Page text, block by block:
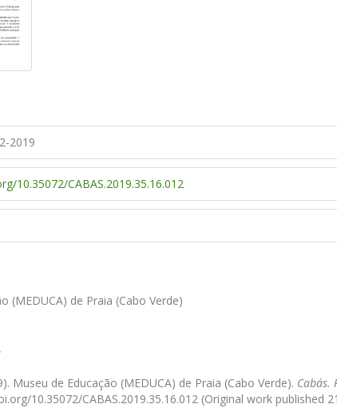
2019
10.35072/CABAS.2019.35.16.012
(MEDUCA) de Praia (Cabo Verde)
Museu de Educação (MEDUCA) de Praia (Cabo Verde). Cabás.
10.35072/CABAS.2019.35.16.012 (Original work published